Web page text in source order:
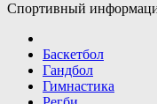
Спортивный
Баскетбол
Гандбол
Гимнастика